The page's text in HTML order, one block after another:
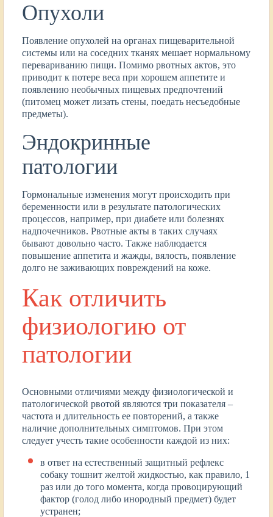
Опухоли
Появление опухолей на органах пищеварительной
системы или на соседних тканях мешает нормальному
перевариванию пищи. Помимо рвотных актов, это
приводит к потере веса при хорошем аппетите и
появлению необычных пищевых предпочтений
(питомец может лизать стены, поедать несъедобные
предметы).
Эндокринные
патологии
Гормональные изменения могут происходить при
беременности или в результате патологических
процессов, например, при диабете или болезнях
надпочечников. Рвотные акты в таких случаях
бывают довольно часто. Также наблюдается
повышение аппетита и жажды, вялость, появление
долго не заживающих повреждений на коже.
Как отличить
физиологию от
патологии
Основными отличиями между физиологической и
патологической рвотой являются три показателя –
частота и длительность ее повторений, а также
наличие дополнительных симптомов. При этом
следует учесть такие особенности каждой из них:
в ответ на естественный защитный рефлекс
собаку тошнит желтой жидкостью, как правило, 1
раз или до того момента, когда провоцирующий
фактор (голод либо инородный предмет) будет
устранен;